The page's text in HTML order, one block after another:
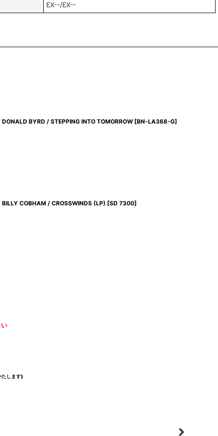
EX--/EX--
DONALD BYRD / STEPPING INTO TOMORROW [BN-LA368-G]
BILLY COBHAM / CROSSWINDS (LP) [SD 7300]
たします)